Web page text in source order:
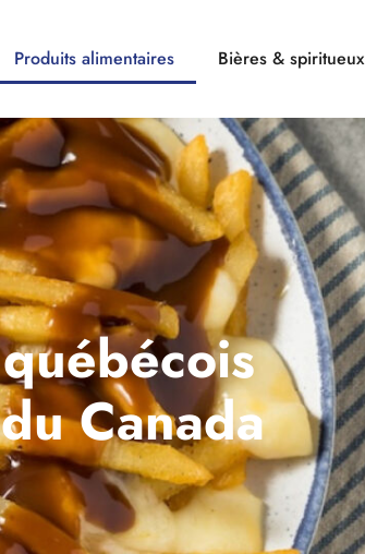
Produits alimentaires Bières & spiritueux
québécois
du Canada